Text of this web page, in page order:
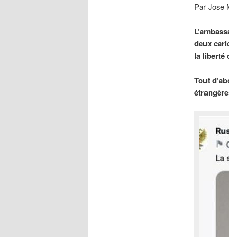
Par Jose
deux
la liberté
Tout